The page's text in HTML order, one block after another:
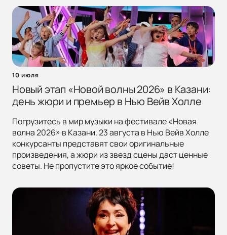
10 июля
Новый этап «Новой волны 2026» в Казани:
день жюри и премьер в Нью Вейв Холле
Погрузитесь в мир музыки на фестивале «Новая
волна 2026» в Казани. 23 августа в Нью Вейв Холле
конкурсанты представят свои оригинальные
произведения, а жюри из звезд сцены даст ценные
советы. Не пропустите это яркое событие!